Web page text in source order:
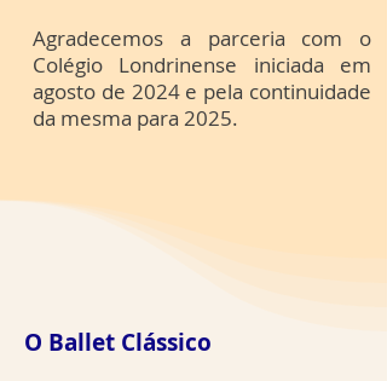
Agradecemos a parceria com o
Colégio Londrinense iniciada em
agosto de 2024 e pela continuidade
da mesma para 2025.
O Ballet Clássico